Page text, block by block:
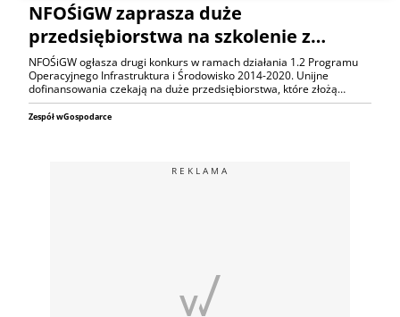
NFOŚiGW zaprasza duże
przedsiębiorstwa na szkolenie z…
NFOŚiGW ogłasza drugi konkurs w ramach działania 1.2 Programu
Operacyjnego Infrastruktura i Środowisko 2014-2020. Unijne
dofinansowania czekają na duże przedsiębiorstwa, które złożą…
Zespół wGospodarce
REKLAMA